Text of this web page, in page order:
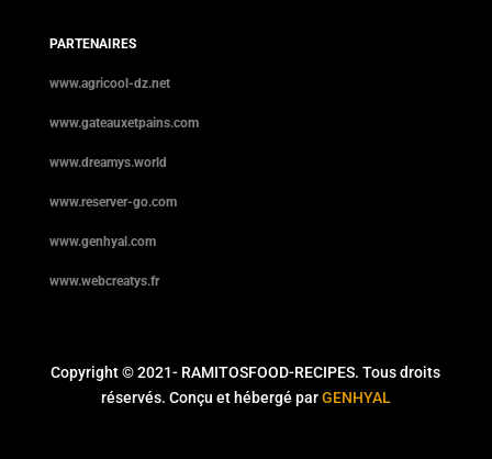
PARTENAIRES
www.agricool-dz.net
www.gateauxetpains.com
www.dreamys.world
www.reserver-go.com
www.genhyal.com
www.webcreatys.fr
Copyright © 2021- RAMITOSFOOD-RECIPES. Tous droits
réservés. Conçu et hébergé parGENHYAL